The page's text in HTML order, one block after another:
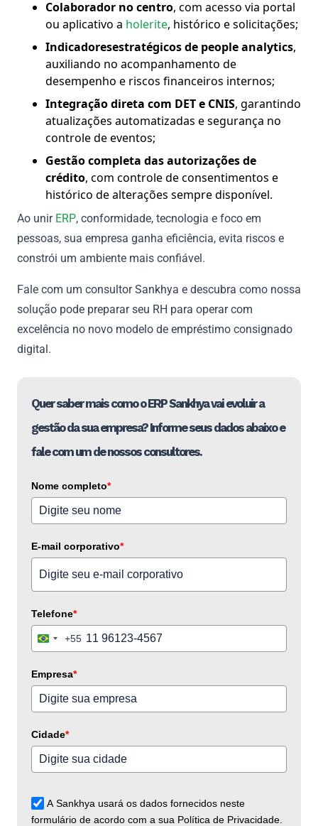
Colaborador no centro, com acesso via portal
ou aplicativo a holerite, histórico e solicitações;
Indicadoresestratégicos de people analytics,
auxiliando no acompanhamento de
desempenho e riscos financeiros internos;
Integração direta com DET e CNIS, garantindo
atualizações automatizadas e segurança no
controle de eventos;
Gestão completa das autorizações de
crédito, com controle de consentimentos e
histórico de alterações sempre disponível.
Ao unir ERP, conformidade, tecnologia e foco em
pessoas, sua empresa ganha eficiência, evita riscos e
constrói um ambiente mais confiável.
Fale com um consultor Sankhya e descubra como nossa
solução pode preparar seu RH para operar com
excelência no novo modelo de empréstimo consignado
digital.
Quer saber mais como o ERP Sankhya vai evoluir a
gestão da sua empresa? Informe seus dados abaixo e
fale com um de nossos consultores.
Nome completo*
E-mail corporativo*
Telefone*
Brazil+55
Empresa*
Cidade*
A Sankhya usará os dados fornecidos neste
formulário de acordo com a sua Política de Privacidade.